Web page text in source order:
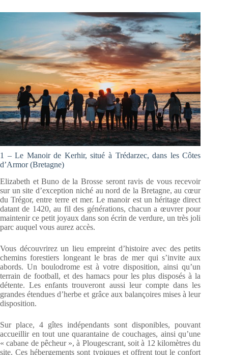
1 – Le Manoir de Kerhir, situé à Trédarzec, dans les Côtes
d’Armor (Bretagne)
Elizabeth et Buno de la Brosse seront ravis de vous recevoir
sur un site d’exception niché au nord de la Bretagne, au cœur
du Trégor, entre terre et mer. Le manoir est un héritage direct
datant de 1420, au fil des générations, chacun a œuvrer pour
maintenir ce petit joyaux dans son écrin de verdure, un très joli
parc auquel vous aurez accès.
Vous découvrirez un lieu empreint d’histoire avec des petits
chemins forestiers longeant le bras de mer qui s’invite aux
abords. Un boulodrome est à votre disposition, ainsi qu’un
terrain de football, et des hamacs pour les plus disposés à la
détente. Les enfants trouveront aussi leur compte dans les
grandes étendues d’herbe et grâce aux balançoires mises à leur
disposition.
Sur place, 4 gîtes indépendants sont disponibles, pouvant
accueillir en tout une quarantaine de couchages, ainsi qu’une
« cabane de pêcheur », à Plougescrant, soit à 12 kilomètres du
site. Ces hébergements sont typiques et offrent tout le confort